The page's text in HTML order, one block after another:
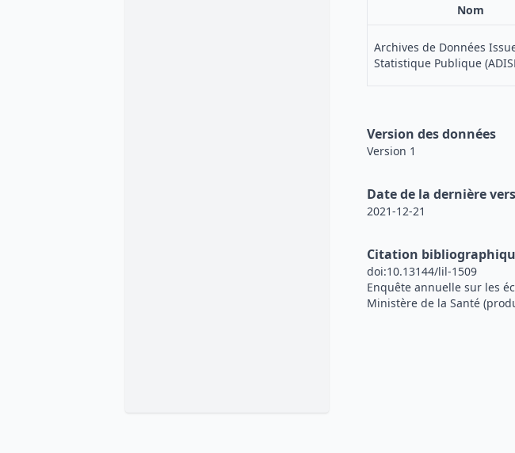
Nom
Archives de Données
Statistique Publique
Version des données
Version 1
Date de la dernière
2021-12-21
Citation
doi:10.13144/lil-1509
Enquête annuelle sur les
Ministère de la Santé